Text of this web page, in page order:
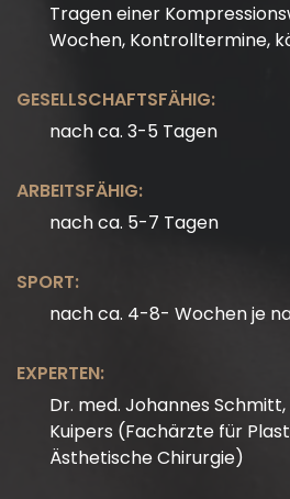
Tragen einer
Wochen, Kontrolltermine,
GESELLSCHAFTSFÄHIG:
nach ca. 3-5 Tagen
ARBEITSFÄHIG:
nach ca. 5-7 Tagen
SPORT:
nach ca. 4-8- Wochen je
EXPERTEN:
Dr. med. Johannes
Kuipers (Fachärzte für
Ästhetische Chirurgie)